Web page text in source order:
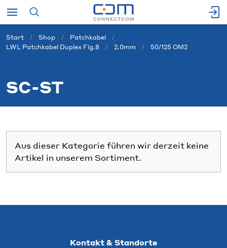
Start Shop
Patchkabel
LWL Patchkabel Duplex Fig.8
2.0mm 50/125 OM2
SC-ST
Aus dieser Kategorie führen wir derzeit keine
Artikel in unserem Sortiment.
Kontakt & Standorte